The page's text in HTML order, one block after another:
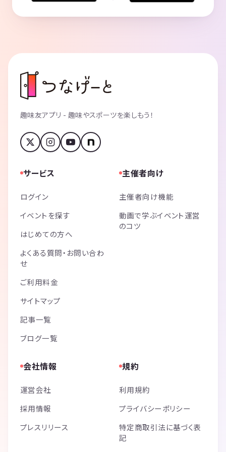
趣味友アプリ - 趣味やスポーツを楽しもう！
サービス
ログイン
イベントを探す
はじめての方へ
よくある質問・お問い合わ
せ
ご利用料金
サイトマップ
記事一覧
ブログ一覧
主催者向け
主催者向け機能
動画で学ぶイベント運営
のコツ
会社情報
運営会社
採用情報
プレスリリース
規約
利用規約
プライバシーポリシー
特定商取引法に基づく表
記